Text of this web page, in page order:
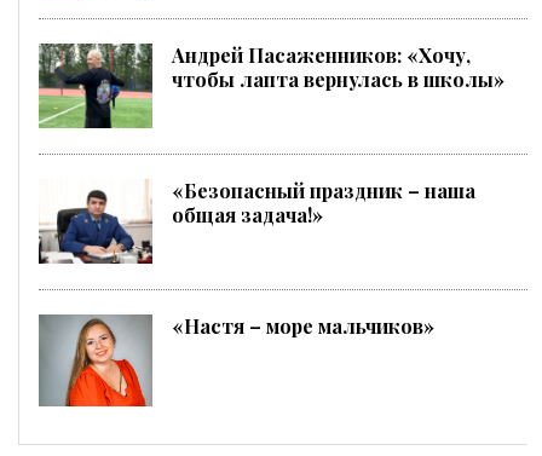
Андрей Пасаженников: «Хочу,
чтобы лапта вернулась в школы»
«Безопасный праздник – наша
общая задача!»
«Настя – море мальчиков»